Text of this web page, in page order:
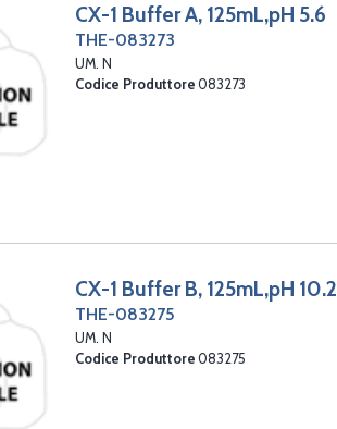
CX-1 Buffer A, 125mL,pH 5.6
THE-083273
UM. N
Codice Produttore 083273
CX-1 Buffer B, 125mL,pH 10.2
THE-083275
UM. N
Codice Produttore 083275